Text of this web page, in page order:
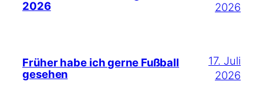
2026
2026
Früher habe ich gerne Fußball
gesehen
17. Juli
2026